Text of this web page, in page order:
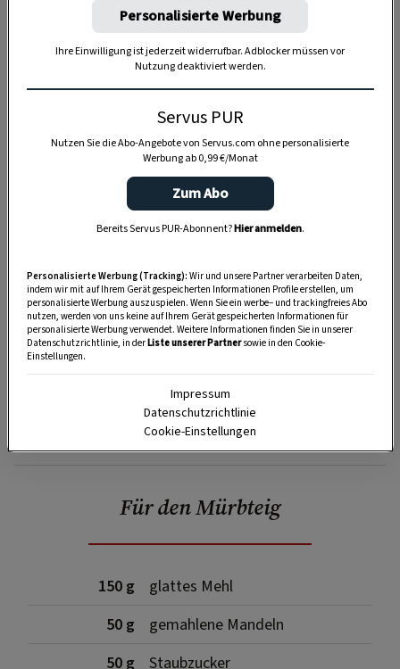
Anzeige
SPEICHERN DRUCKEN
Für den Mürbteig
150 g
glattes Mehl
50 g
gemahlene Mandeln
50 g
Staubzucker
Personalisierte Werbung
Ihre Einwilligung ist jederzeit widerrufbar. Adblocker müssen vor
Nutzung deaktiviert werden.
Servus PUR
Nutzen Sie die Abo-Angebote von Servus.com ohne personalisierte
Werbung ab 0,99 €/Monat
Zum Abo
Bereits Servus PUR-Abonnent?Hier anmelden.
Personalisierte Werbung (Tracking): Wir und unsere Partner verarbeiten Daten,
indem wir mit auf Ihrem Gerät gespeicherten Informationen Profile erstellen, um
personalisierte Werbung auszuspielen. Wenn Sie ein werbe– und trackingfreies Abo
nutzen, werden von uns keine auf Ihrem Gerät gespeicherten Informationen für
personalisierte Werbung verwendet. Weitere Informationen finden Sie in unserer
Datenschutzrichtlinie, in derListe unserer Partnersowie in den Cookie-
Einstellungen.
Impressum
Datenschutzrichtlinie
Cookie-Einstellungen